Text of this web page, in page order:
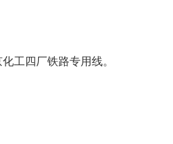
工四厂铁路专用线。